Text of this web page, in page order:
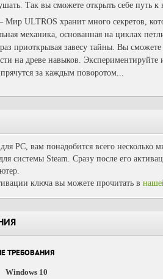
Так вы сможете открыть себе путь к
Мир ULTROS хранит много секретов,
механика, основанная на циклах
приоткрывая завесу тайны. Вы сможете
на древе навыков. Экспериментируйте
за каждым поворотом...
PC, вам понадобится всего несколько
системы Steam. Сразу после его
ключа вы можете прочитать в
ТРЕБОВАНИЯ
Windows 10